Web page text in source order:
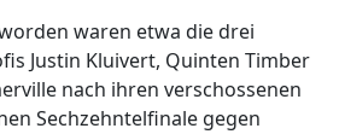
waren etwa die drei
Justin Kluivert, Quinten Timber
nach ihren verschossenen
Sechzehntelfinale gegen